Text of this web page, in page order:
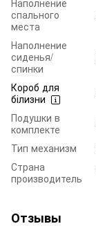
спального
места
Наполнение
сиденья/
спинки
Короб для
білизни
Подушки в
комплекте
Тип механизм
Страна
производитель
Отзывы